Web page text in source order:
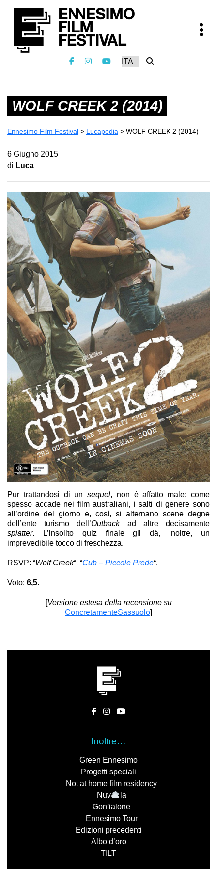
WOLF CREEK 2 (2014)
Ennesimo Film Festival > Lucapedia > WOLF CREEK 2 (2014)
6 Giugno 2015
di Luca
Pur trattandosi di unsequel, non è affatto male: come
spesso accade nei film australiani, i salti di genere sono
all’ordine del giorno e, così, si alternano scene degne
dell’ente turismo dell’Outbackad altre decisamente
splatter. L’insolito quiz finale gli dà, inoltre, un
imprevedibile tocco di freschezza.
RSVP: “Wolf Creek“, “Cub – Piccole Prede“.
Voto: 6,5.
[Versione estesa della recensione su
ConcretamenteSassuolo]
Inoltre…
Green Ennesimo
Progetti speciali
Not at home film residency
Nuv
la
Gonfialone
Ennesimo Tour
Edizioni precedenti
Albo d’oro
TILT